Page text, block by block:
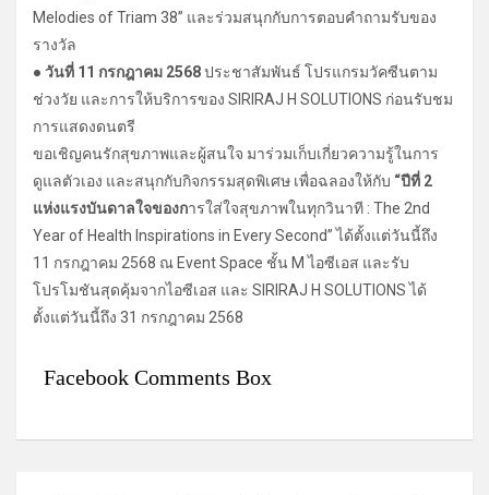
Melodies of Triam 38” และร่วมสนุกกับการตอบคำถามรับของ
รางวัล
● วันที่ 11 กรกฎาคม 2568ประชาสัมพันธ์ โปรแกรมวัคซีนตาม
ช่วงวัย และการให้บริการของ SIRIRAJ H SOLUTIONS ก่อนรับชม
การแสดงดนตรี
ขอเชิญคนรักสุขภาพและผู้สนใจ มาร่วมเก็บเกี่ยวความรู้ในการ
ดูแลตัวเอง และสนุกกับกิจกรรมสุดพิเศษ เพื่อฉลองให้กับ “ปีที่ 2
แห่งแรงบันดาลใจของการใส่ใจสุขภาพในทุกวินาที : The 2nd
Year of Health Inspirations in Every Second” ได้ตั้งแต่วันนี้ถึง
11 กรกฎาคม 2568 ณ Event Space ชั้น M ไอซีเอส และรับ
โปรโมชันสุดคุ้มจากไอซีเอส และ SIRIRAJ H SOLUTIONS ได้
ตั้งแต่วันนี้ถึง 31 กรกฎาคม 2568
Facebook Comments Box